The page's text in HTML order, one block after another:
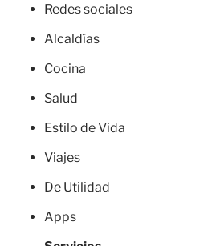
Redes sociales
Alcaldías
Cocina
Salud
Estilo de Vida
Viajes
De Utilidad
Apps